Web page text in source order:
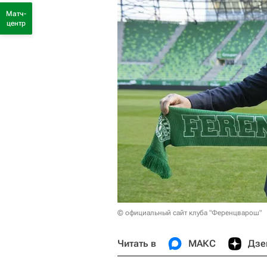
© официальный сайт клуба "Ференцварош"
Читать в МАКС
Матч-
центр